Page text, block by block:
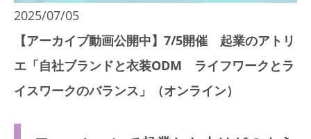
2025/07/05
【アーカイブ動画公開中】7/5開催 起業のアトリ
エ「自社ブランドと衣装ODM ライフワークとラ
イスワークのバランス」（オンライン）